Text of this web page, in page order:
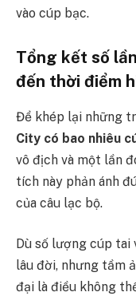
vào cúp bạc.
Tổng kết số
đến thời điểm
Để khép lại những
City có bao nhiêu
vô địch và một lần
tích này phản ánh
của câu lạc bộ.
Dù số lượng cúp tai
lâu đời, nhưng tầm
đại là điều không